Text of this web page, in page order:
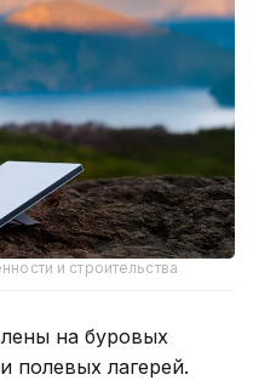
и строительства
на буровых
полевых лагерей.